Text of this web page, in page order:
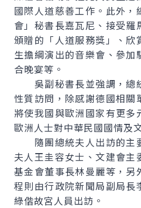
國際人道慈善工作。此外
會」秘書長嘉瓦尼、接受羅
頒贈的「人道服務獎」、欣
生擔綱演出的音樂會、參
合晚宴等。
吳副秘書長並強調，總
性質訪問，除感謝德國相關
將使我國與歐洲國家有更多
歐洲人士對中華民國國情及
隨團總統夫人出訪的主
夫人王圭容女士、文建會主
基金會董事長林曼麗等，另
程則由行政院新聞局副局長
綠偕故宮人員出訪。